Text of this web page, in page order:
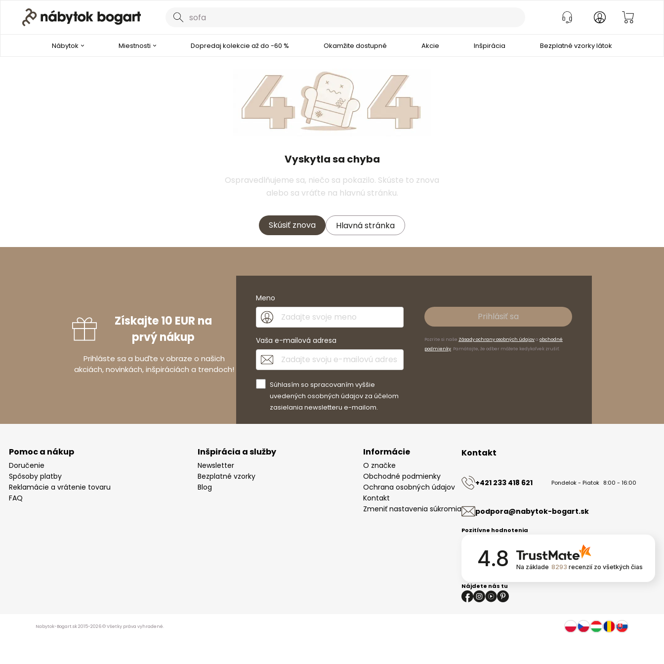
Nábytok Miestnosti Dopredaj kolekcie až do -60 % Okamžite dostupné Akcie Inšpirácia Bezplatné vzorky látok
Vyskytla sa chyba
Ospravedlňujeme sa, niečo sa pokazilo. Skúste to znova
alebo sa vráťte na hlavnú stránku.
Skúsiť znova Hlavná stránka
Získajte 10 EUR na
prvý nákup
Prihláste sa a buďte v obraze o našich
akciách, novinkách, inšpiráciách a trendoch!
Meno
Vaša e-mailová adresa
Súhlasím so spracovaním vyššie
uvedených osobných údajov za účelom
zasielania newsletteru e-mailom.
Prihlásiť sa
Pozrite si naše Zásady ochrany osobných údajova obchodné
podmienky. Pamätajte, že odber môžete kedykoľvek zrušiť.
Pomoc a nákup
Doručenie
Spôsoby platby
Reklamácie a vrátenie tovaru
FAQ
Inšpirácia a služby
Newsletter
Bezplatné vzorky
Blog
Informácie
O značke
Obchodné podmienky
Ochrana osobných údajov
Kontakt
Zmeniť nastavenia súkromia
Kontakt
+421 233 418 621 Pondelok - Piatok 8:00 - 16:00
podpora@nabytok-bogart.sk
Pozitívne hodnotenia
4.8 Na základe 8293 recenzií zo všetkých čias
Nájdete nás tu
Nabytok-Bogart.sk 2015-2026 © Všetky práva vyhradené.